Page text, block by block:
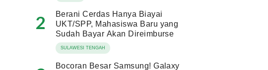
2
Berani Cerdas Hanya Biayai
UKT/SPP, Mahasiswa Baru yang
Sudah Bayar Akan Direimburse
SULAWESI TENGAH
Bocoran Besar Samsung! Galaxy